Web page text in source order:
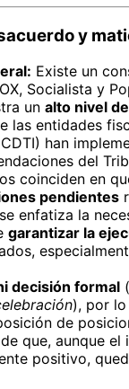
y
Existe un
Socialista y
un alto nivel
las entidades
CDTI) han
del
coinciden en
pendientes
enfatiza la
garantizar la
decisión formal
), por
de
que, aunque el
positivo,